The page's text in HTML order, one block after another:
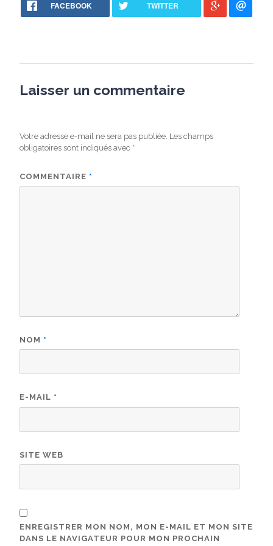
FACEBOOK TWITTER
Laisser un commentaire
Votre adresse e-mail ne sera pas publiée. Les champs
obligatoires sont indiqués avec *
COMMENTAIRE *
NOM *
E-MAIL *
SITE WEB
ENREGISTRER MON NOM, MON E-MAIL ET MON SITE
DANS LE NAVIGATEUR POUR MON PROCHAIN